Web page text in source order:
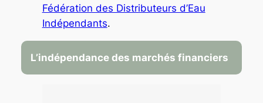
Fédération des Distributeurs d’Eau
Indépendants.
L’indépendance des marchés financiers